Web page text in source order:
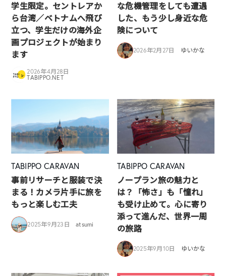
学生限定。セントレアか
ら台湾／ベトナムへ飛び
立つ、学生だけの海外企
画プロジェクトが始まり
ます
2026年4月28日
TABIPPO.NET
な危機管理をしても遭遇
した、もう少し身近な危
険について
2026年2月27日 ゆいかな
TABIPPO CARAVAN
事前リサーチと服装で決
まる！カメラ片手に旅を
もっと楽しむ工夫
2025年9月23日 atsumi
TABIPPO CARAVAN
ノープラン旅の魅力と
は？「怖さ」も「憧れ」
も受け止めて。心に寄り
添って進んだ、世界一周
の旅路
2025年9月10日 ゆいかな